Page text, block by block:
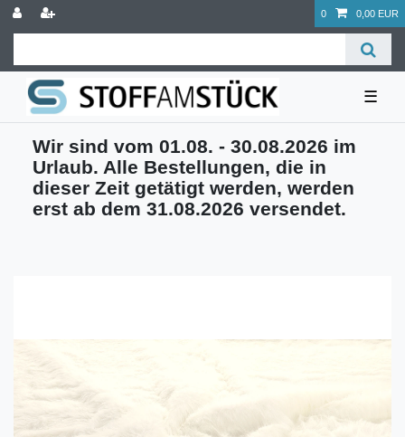
0 0,00 EUR
☰
Wir sind vom 01.08. - 30.08.2026 im
Urlaub. Alle Bestellungen, die in
dieser Zeit getätigt werden, werden
erst ab dem 31.08.2026 versendet.